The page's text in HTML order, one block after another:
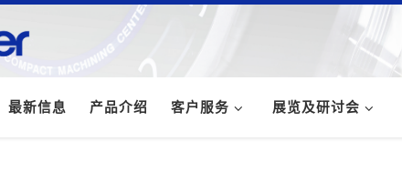
最新信息 产品介绍 客户服务 展览及研讨会